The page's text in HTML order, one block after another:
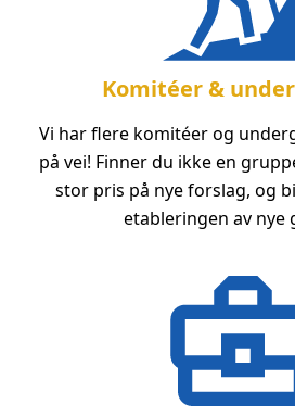
Komitéer &
Vi har flere komitéer og
på vei! Finner du ikke en
stor pris på nye forslag, og
etableringen av nye